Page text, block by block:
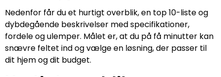
Nedenfor får du et hurtigt overblik, en top 10-liste og
dybdegående beskrivelser med specifikationer,
fordele og ulemper. Målet er, at du på få minutter kan
snævre feltet ind og vælge en løsning, der passer til
dit hjem og dit budget.